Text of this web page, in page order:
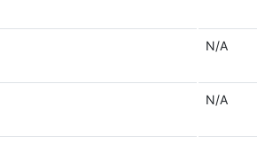
N/A
N/A